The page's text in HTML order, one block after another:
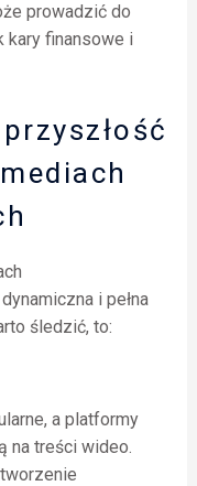
prowadzić do
kary finansowe i
i pełna
śledzić, to:
a platformy
na treści wideo.